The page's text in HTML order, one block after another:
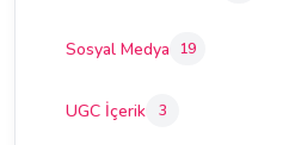
Sosyal Medya 19
UGC İçerik 3